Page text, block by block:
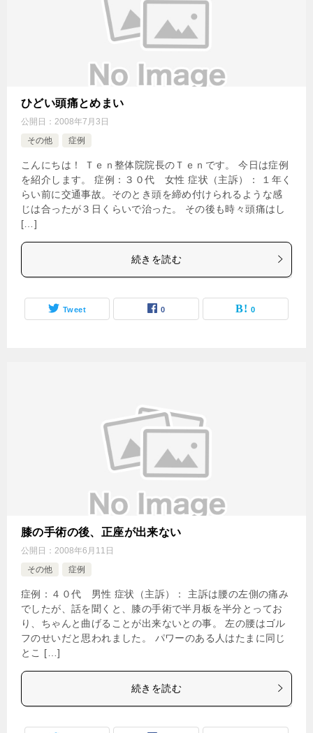
ひどい頭痛とめまい
公開日： 2008年7月3日
その他
症例
こんにちは！ Ｔｅｎ整体院院長のＴｅｎです。 今日は症例
を紹介します。 症例：３０代 女性 症状（主訴）： １年く
らい前に交通事故。そのとき頭を締め付けられるような感
じは合ったが３日くらいで治った。 その後も時々頭痛はし
[…]
続きを読む
Tweet 0 0
膝の手術の後、正座が出来ない
公開日： 2008年6月11日
その他
症例
症例：４０代 男性 症状（主訴）： 主訴は腰の左側の痛み
でしたが、話を聞くと、膝の手術で半月板を半分とってお
り、ちゃんと曲げることが出来ないとの事。 左の腰はゴル
フのせいだと思われました。 パワーのある人はたまに同じ
とこ […]
続きを読む